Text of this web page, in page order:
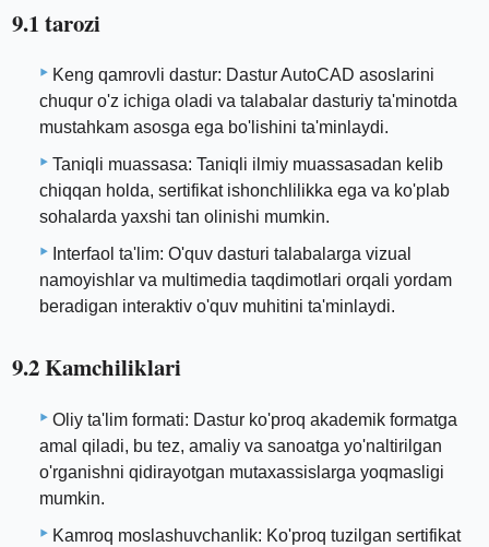
9.1 tarozi
Keng qamrovli dastur: Dastur AutoCAD asoslarini
chuqur o'z ichiga oladi va talabalar dasturiy ta'minotda
mustahkam asosga ega bo'lishini ta'minlaydi.
Taniqli muassasa: Taniqli ilmiy muassasadan kelib
chiqqan holda, sertifikat ishonchlilikka ega va ko'plab
sohalarda yaxshi tan olinishi mumkin.
Interfaol ta'lim: O'quv dasturi talabalarga vizual
namoyishlar va multimedia taqdimotlari orqali yordam
beradigan interaktiv o'quv muhitini ta'minlaydi.
9.2 Kamchiliklari
Oliy ta'lim formati: Dastur ko'proq akademik formatga
amal qiladi, bu tez, amaliy va sanoatga yo'naltirilgan
o'rganishni qidirayotgan mutaxassislarga yoqmasligi
mumkin.
Kamroq moslashuvchanlik: Ko'proq tuzilgan sertifikat